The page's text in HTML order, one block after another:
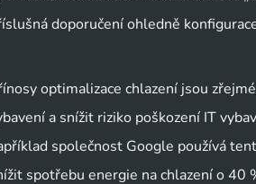
doporučení ohledně
optimalizace chlazení jsou
a snížit riziko poškození IT
společnost Google používá
spotřebu energie na chlazení o 40